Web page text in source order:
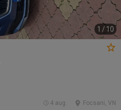
1 / 10
Focsani, VN
4 aug.